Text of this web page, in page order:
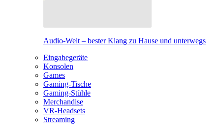
Audio-Welt – bester Klang zu Hause und unterwegs
Eingabegeräte
Konsolen
Games
Gaming-Tische
Gaming-Stühle
Merchandise
VR-Headsets
Streaming